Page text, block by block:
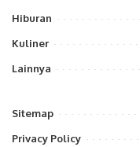
Hiburan
Kuliner
Lainnya
Sitemap
Privacy Policy